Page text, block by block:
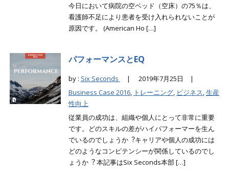
今日において病院の空ベッド（空床）の75％は、
看護師不足により患者を受け入れられないことが
原因です。 (American Ho […]
パフォーマンスとEQ
by : Six Seconds |
2019年7月25日 |
Business Case 2016, トレーニング, ビジネス,生産
性向上
従業員の成功は、組織や個人にとって非常に重要
です。どのスキルの差がハイパフォーマーを生ん
でいるのでしょうか︖キャリアや個人の成功には
どのようなコンピテンシーが関係しているのでし
ょうか︖ 本記事はSix Seconds本部 […]